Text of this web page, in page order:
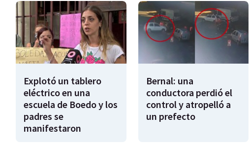
Explotó un tablero
eléctrico en una
escuela de Boedo y los
padres se
manifestaron
Bernal: una
conductora perdió el
control y atropelló a
un prefecto